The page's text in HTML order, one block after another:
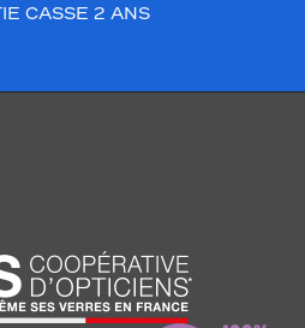
CASSE 2 ANS